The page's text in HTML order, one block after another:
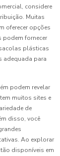
considere
Muitas
oferecer opções
fornecer
plásticas
adequada para
podem revelar
muitos sites e
de
disso, você
Ao explorar
disponíveis em